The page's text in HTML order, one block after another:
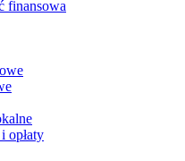
finansowa
opłaty